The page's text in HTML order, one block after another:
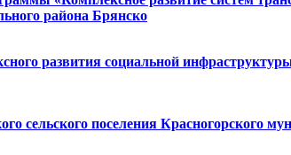
района Брянско
развития социальной
поселения Красногорского